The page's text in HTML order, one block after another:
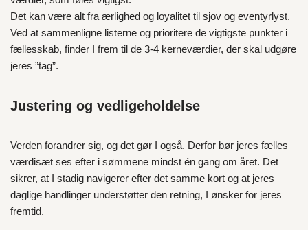
Det kan være alt fra ærlighed og loyalitet til sjov og eventyrlyst.
Ved at sammenligne listerne og prioritere de vigtigste punkter i
fællesskab, finder I frem til de 3-4 kerneværdier, der skal udgøre
jeres ”tag”.
Justering og vedligeholdelse
Verden forandrer sig, og det gør I også. Derfor bør jeres fælles
værdisæt ses efter i sømmene mindst én gang om året. Det
sikrer, at I stadig navigerer efter det samme kort og at jeres
daglige handlinger understøtter den retning, I ønsker for jeres
fremtid.